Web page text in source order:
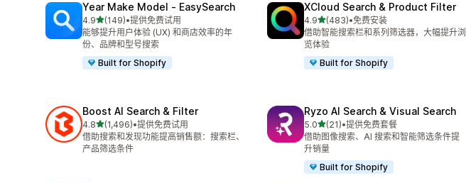
Year Make Model ‑ EasySearch
4.9星（满分 5 星）
(149)
总共 149 条评论
•提供免费试用
能够提升用户体验 (UX) 和商店效率的年
份、品牌和型号搜索
Built for Shopify
XCloud Search & Product Filter
4.9星（满分 5 星）
(483)
总共 483 条评论
•免费安装
借助智能搜索栏和系列筛选器，大幅提升浏
览体验
Built for Shopify
Boost AI Search & Filter
4.8星（满分 5 星）
(1,496)
总共 1496 条评论
•提供免费试用
借助搜索和发现功能提高销售额：搜索栏、
产品筛选条件
Ryzo AI Search & Visual Search
5.0星（满分 5 星）
(21)
总共 21 条评论
•提供免费套餐
借助图像搜索、AI 搜索和智能筛选条件提
升销量
Built for Shopify